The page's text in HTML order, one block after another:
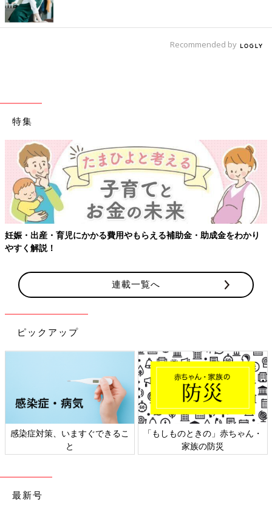
Recommended by
特集
妊娠・出産・育児にかかる費用やもらえる補助金・助成金をわかり
やすく解説！
連載一覧へ
ピックアップ
感染症対策、いますぐできるこ
と
「もしものときの」赤ちゃん・
家族の防災
最新号